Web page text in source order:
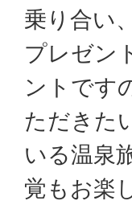
乗り合い
プレゼン
ントです
ただきた
いる温泉
覚もお楽